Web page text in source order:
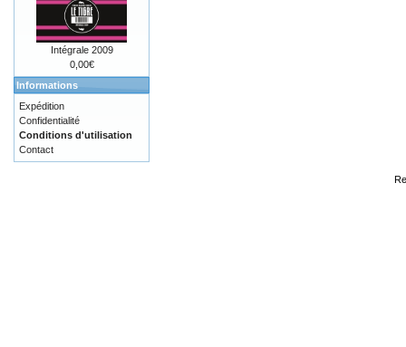
Intégrale 2009
0,00€
Informations
Expédition
Confidentialité
Conditions d'utilisation
Contact